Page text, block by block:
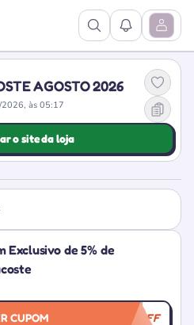
Ver Pesquisa
Ver Abrir
AGOSTO 2026
às 05:17
o site da loja
Exclusivo de 5% de
CUPOM CUPOLANDOFF